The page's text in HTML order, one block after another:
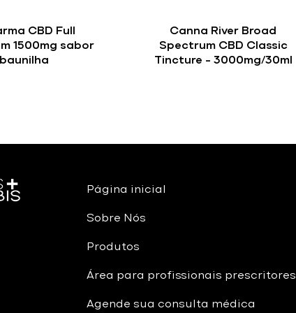
CBD Full
1500mg sabor
baunilha
Canna River Broad
Spectrum CBD Classic
Tincture – 3000mg/30ml
Página inicial
Sobre Nós
Produtos
Área para profissionais prescritores
Agende sua consulta médica